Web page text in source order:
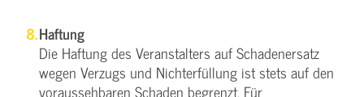
Haftung
Die Haftung des Veranstalters auf Schadenersatz
wegen Verzugs und Nichterfüllung ist stets auf den
voraussehbaren Schaden begrenzt. Für